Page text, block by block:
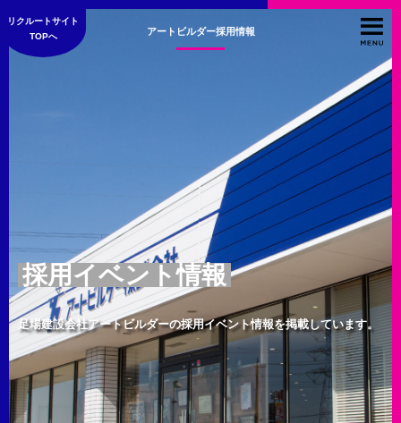
リクルートサイト
TOPへ
アートビルダー採用情報
採用イベント情報
足場建設会社アートビルダーの採用イベント情報を掲載しています。